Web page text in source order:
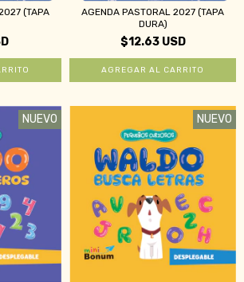
(TAPA
AGENDA PASTORAL 2027 (TAPA
DURA)
$12.63 USD
NUEVO NUEVO